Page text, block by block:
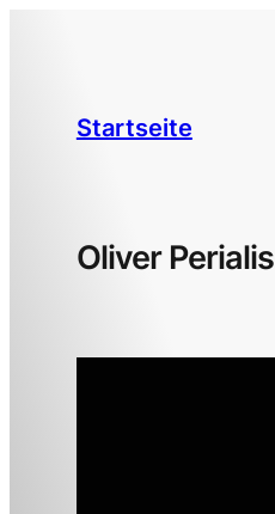
Startseite
Oliver Perialis